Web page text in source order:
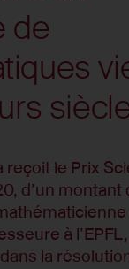
de
reçoit le Prix
d’un montant
à
la